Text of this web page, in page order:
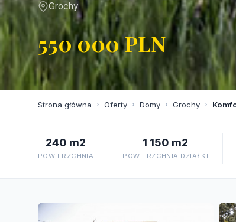
Grochy
550 000 PLN
Strona główna › Oferty › Domy › Grochy ›
240 m2
POWIERZCHNIA
1 150 m2
POWIERZCHNIA DZIAŁKI